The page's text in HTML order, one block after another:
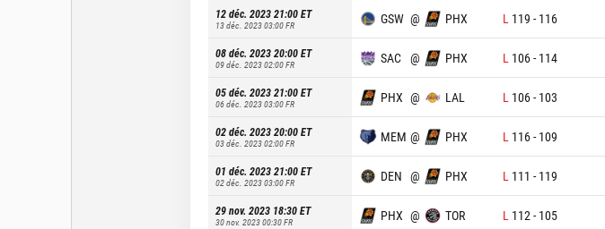
12 déc. 2023 21:00ET
13 déc. 2023 03:00FR GSW @ PHX L 119 - 116
08 déc. 2023 20:00ET
09 déc. 2023 02:00FR SAC @ PHX L 106- 114
05 déc. 2023 21:00ET
06 déc. 2023 03:00FR PHX @ LAL L 106- 103
02 déc. 2023 20:00ET
03 déc. 2023 02:00FR MEM @ PHX L 116- 109
01 déc. 2023 21:00ET
02 déc. 2023 03:00FR DEN @ PHX L 111 - 119
29 nov. 2023 18:30ET
30 nov. 2023 00:30FR PHX @ TOR L 112 - 105